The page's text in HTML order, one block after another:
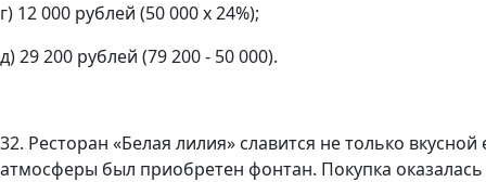
г) 12 000 рублей (50 000 х 24%);
д) 29 200 рублей (79 200 - 50 000).
32. Ресторан «Белая лилия» славится не только
атмосферы был приобретен фонтан. Покупка